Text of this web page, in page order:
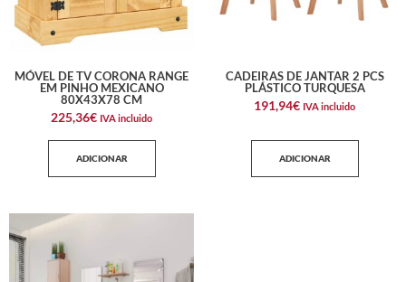
MÓVEL DE TV CORONA RANGE
EM PINHO MEXICANO
80X43X78 CM
225,36€ IVA incluido
ADICIONAR
CADEIRAS DE JANTAR 2 PCS
PLÁSTICO TURQUESA
191,94€ IVA incluido
ADICIONAR